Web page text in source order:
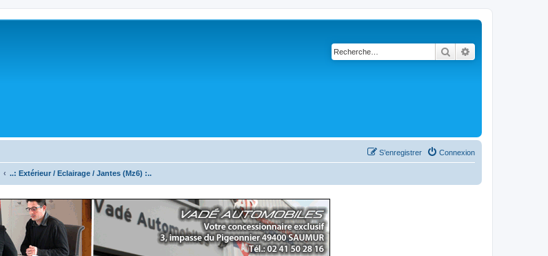
Rechercher
Connexion
S’enregistrer
..: Extérieur / Eclairage / Jantes (Mz6) :..